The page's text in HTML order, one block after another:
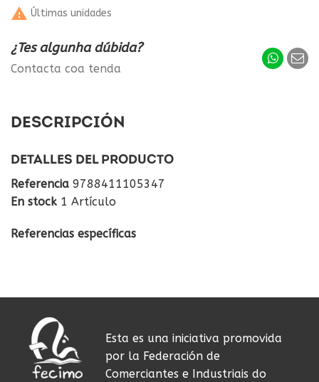
 Últimas unidades
¿Tes algunha dúbida?
Contacta coa tenda
DESCRIPCIÓN
DETALLES DEL PRODUCTO
Referencia 9788411105347
En stock 1 Artículo
Referencias específicas
Esta es una iniciativa promovida
por la Federación de
Comerciantes e Industriais do